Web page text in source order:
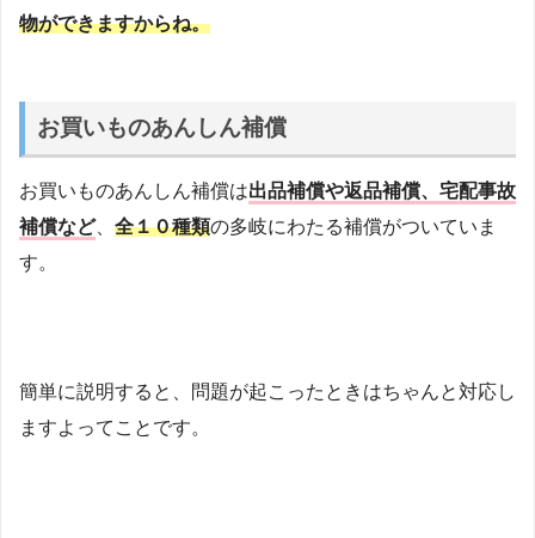
物ができますからね。
お買いものあんしん補償
お買いものあんしん補償は出品補償や返品補償、宅配事故
補償など、 全１０種類の多岐にわたる補償がついていま
す。
簡単に説明すると、問題が起こったときはちゃんと対応し
ますよってことです。